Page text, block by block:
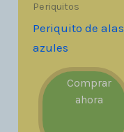
Periquitos
Periquito de alas
azules
Comprar
ahora